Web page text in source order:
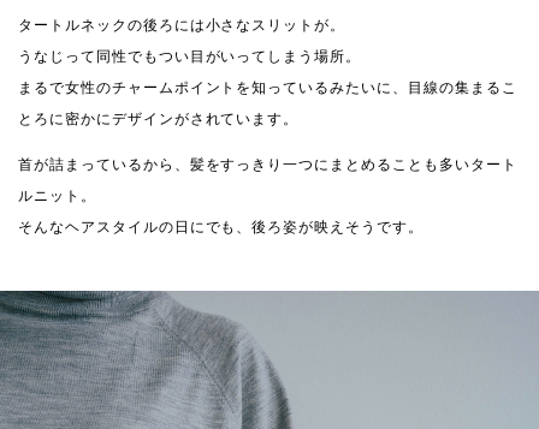
タートルネックの後ろには小さなスリットが。
うなじって同性でもつい目がいってしまう場所。
まるで女性のチャームポイントを知っているみたいに、目線の集まるこ
とろに密かにデザインがされています。
首が詰まっているから、髪をすっきり一つにまとめることも多いタート
ルニット。
そんなヘアスタイルの日にでも、後ろ姿が映えそうです。